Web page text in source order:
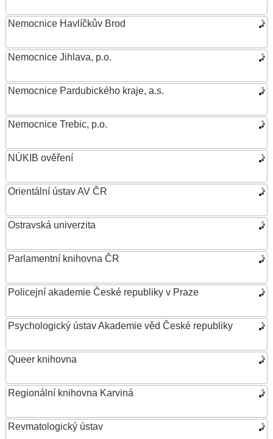
Nemocnice Havlíčkův Brod
Nemocnice Jihlava, p.o.
Nemocnice Pardubického kraje, a.s.
Nemocnice Trebic, p.o.
NÚKIB ověření
Orientální ústav AV ČR
Ostravská univerzita
Parlamentní knihovna ČR
Policejní akademie České republiky v Praze
Psychologický ústav Akademie věd České republiky
Queer knihovna
Regionální knihovna Karviná
Revmatologický ústav